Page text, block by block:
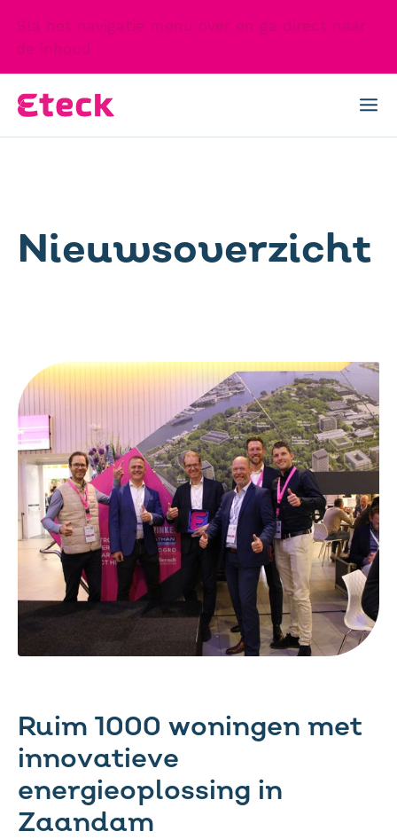
Sla het navigatie menu over en ga direct naar
de inhoud
Nieuwsoverzicht
Ruim 1000 woningen met
innovatieve
energieoplossing in
Zaandam